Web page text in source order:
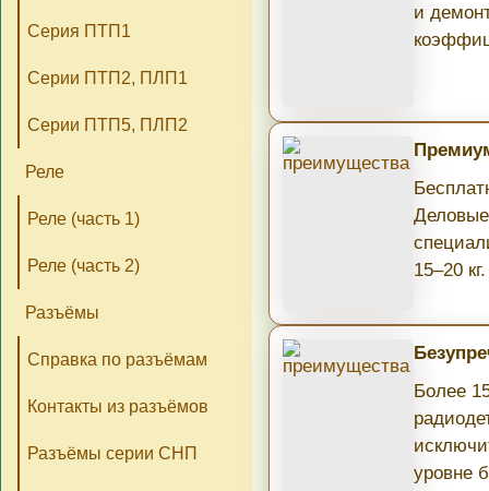
и
15–20 кг.
Более
уровне
Серия ПТП1
Серии ПТП2, ПЛП1
Серии ПТП5, ПЛП2
Реле
Реле (часть 1)
Реле (часть 2)
Разъёмы
Справка по разъёмам
Контакты из разъёмов
Разъёмы серии СНП